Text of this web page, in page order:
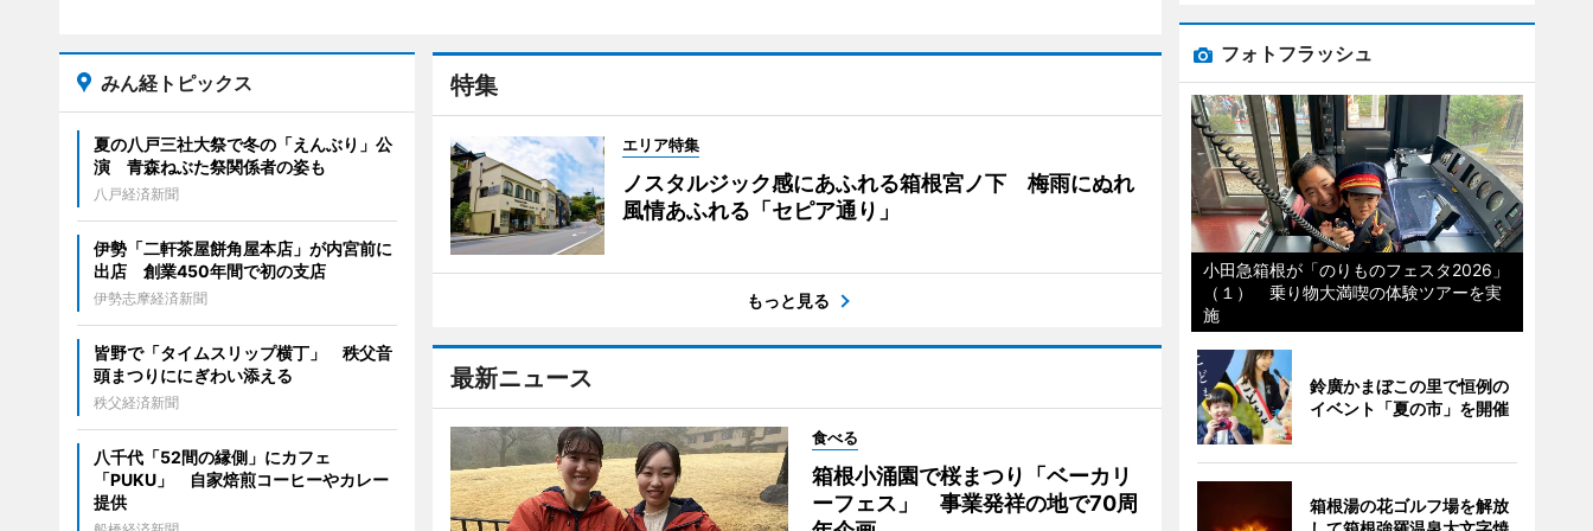
特集
エリア特集
ノスタルジック感にあふれる箱根宮ノ下 梅雨にぬれ
風情あふれる「セピア通り」
もっと見る
最新ニュース
食べる
箱根小涌園で桜まつり「ベーカリ
ーフェス」 事業発祥の地で70周
みん経トピックス
夏の八戸三社大祭で冬の「えんぶり」公
演 青森ねぶた祭関係者の姿も
八戸経済新聞
伊勢「二軒茶屋餅角屋本店」が内宮前に
出店 創業450年間で初の支店
伊勢志摩経済新聞
皆野で「タイムスリップ横丁」 秩父音
頭まつりににぎわい添える
秩父経済新聞
八千代「52間の縁側」にカフェ
「PUKU」 自家焙煎コーヒーやカレー
提供
フォトフラッシュ
小田急箱根が「のりものフェスタ2026」
（１） 乗り物大満喫の体験ツアーを実
施
鈴廣かまぼこの里で恒例の
イベント「夏の市」を開催
箱根湯の花ゴルフ場を解放